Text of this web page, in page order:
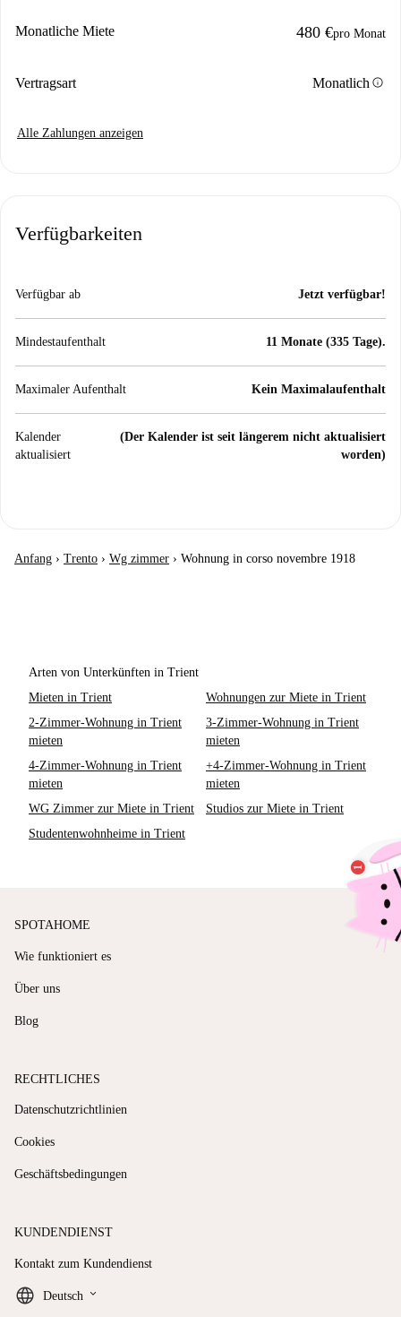
Monatliche Miete 480 €pro Monat
Vertragsart Monatlich info
Alle Zahlungen anzeigen
Verfügbarkeiten
Verfügbar ab Jetzt verfügbar!
Mindestaufenthalt 11 Monate (335 Tage).
Maximaler Aufenthalt Kein Maximalaufenthalt
Kalender
aktualisiert
(Der Kalender ist seit längerem nicht aktualisiert
worden)
Anfang › Trento › Wg zimmer › Wohnung in corso novembre 1918
Arten von Unterkünften in Trient
Mieten in Trient
Wohnungen zur Miete in Trient
2-Zimmer-Wohnung in Trient
mieten
3-Zimmer-Wohnung in Trient
mieten
4-Zimmer-Wohnung in Trient
mieten
+4-Zimmer-Wohnung in Trient
mieten
WG Zimmer zur Miete in Trient
Studios zur Miete in Trient
Studentenwohnheime in Trient
SPOTAHOME
Wie funktioniert es
Über uns
Blog
RECHTLICHES
Datenschutzrichtlinien
Cookies
Geschäftsbedingungen
KUNDENDIENST
Kontakt zum Kundendienst
Deutsch keyboard_arrow_down